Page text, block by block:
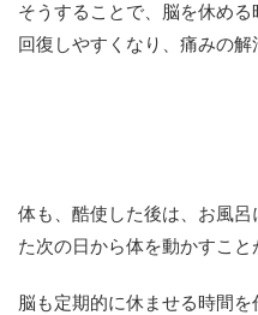
そうすることで、脳を休め
回復しやすくなり、痛みの解
体も、酷使した後は、お風
た次の日から体を動かすこと
脳も定期的に休ませる時間